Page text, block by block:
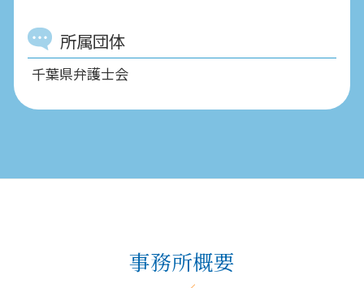
所属団体
千葉県弁護士会
事務所概要